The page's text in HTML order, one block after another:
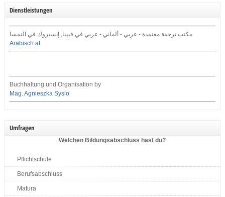
Dienstleistungen
مكتب ترجمة معتمدة - عربي - ألماني - عربي في فيينا, إنسبروك في النمسا
Arabisch.at
Buchhaltung und Organisation by
Mag. Agnieszka Syslo
Umfragen
Welchen Bildungsabschluss hast du?
Pflichtschule
Berufsabschluss
Matura